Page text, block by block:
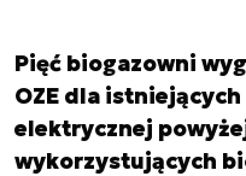
Pięć biogazowni
OZE dla
elektrycznej
wykorzystujących